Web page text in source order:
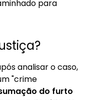
para
analisar o caso,
"crime
do furto